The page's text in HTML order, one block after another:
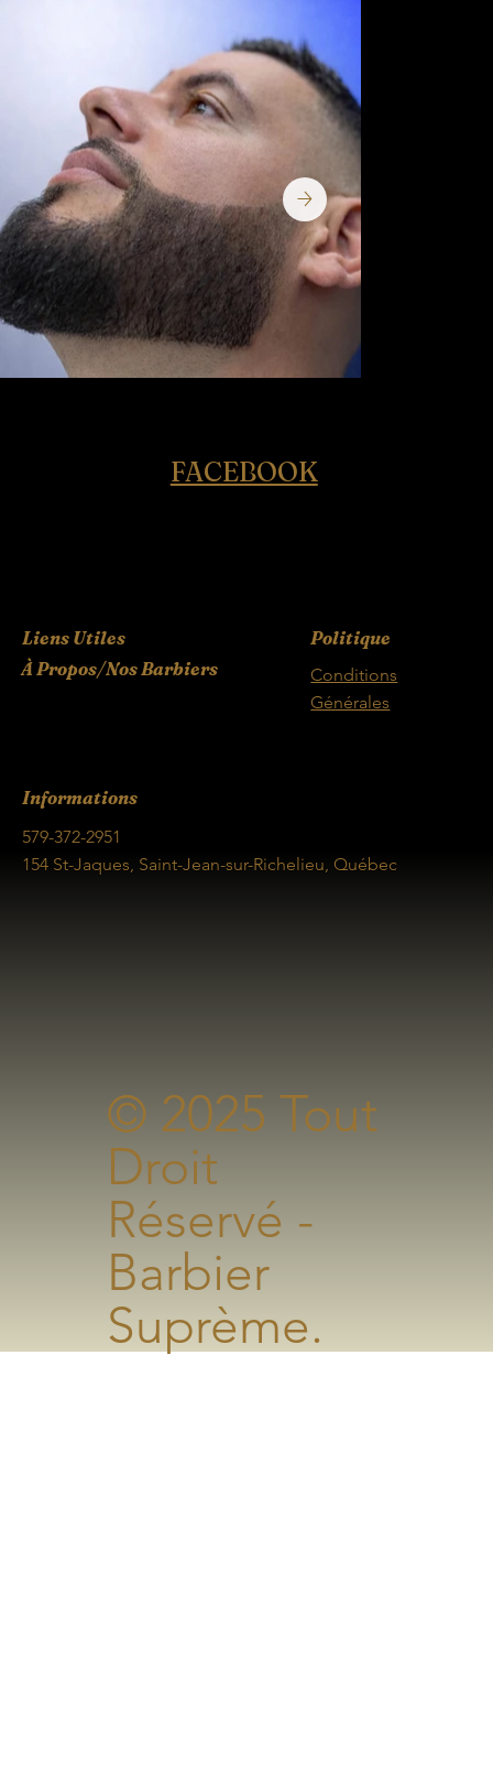
FACEBOOK
Liens Utiles
À Propos/Nos Barbiers
Politique
Conditions
Générales
Informations
579-372-2951
154 St-Jaques, Saint-Jean-sur-Richelieu, Québec
© 2025 Tout
Droit
Réservé -
Barbier
Suprème.